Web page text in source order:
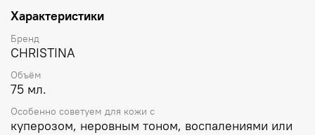
избыточное выделение кожного сала. Снимает
раздражение и успокаивает кожу, придает ей свежий и
отдохнувший вид.
Характеристики
Бренд
CHRISTINA
Объём
75 мл.
Особенно советуем для кожи с
куперозом, неровным тоном, воспалениями или